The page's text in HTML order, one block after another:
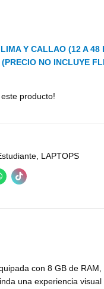
Y CALLAO (12 A 48
NO INCLUYE
producto!
, LAPTOPS
con 8 GB de
una experiencia